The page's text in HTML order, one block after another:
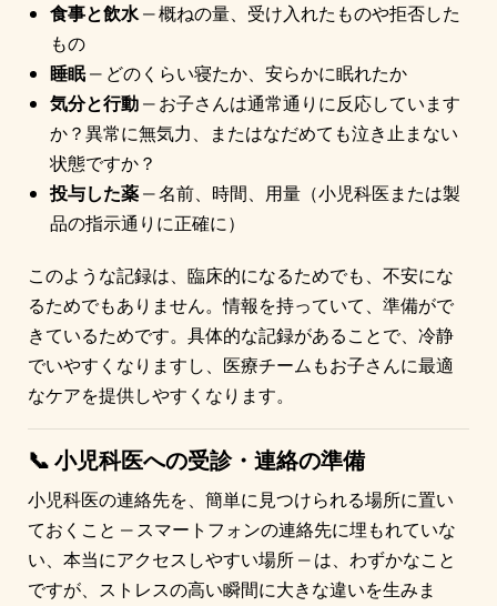
食事と飲水— 概ねの量、受け入れたものや拒否した
もの
睡眠— どのくらい寝たか、安らかに眠れたか
気分と行動— お子さんは通常通りに反応しています
か？異常に無気力、またはなだめても泣き止まない
状態ですか？
投与した薬— 名前、時間、用量（小児科医または製
品の指示通りに正確に）
このような記録は、臨床的になるためでも、不安にな
るためでもありません。情報を持っていて、準備がで
きているためです。具体的な記録があることで、冷静
でいやすくなりますし、医療チームもお子さんに最適
なケアを提供しやすくなります。
📞 小児科医への受診・連絡の準備
小児科医の連絡先を、簡単に見つけられる場所に置い
ておくこと — スマートフォンの連絡先に埋もれていな
い、本当にアクセスしやすい場所 — は、わずかなこと
ですが、ストレスの高い瞬間に大きな違いを生みま